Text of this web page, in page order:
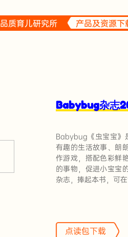
品质育儿研究所 产品及资源下
Babybug杂志
Babybug《虫宝宝》
有趣的生活故事、朗
作游戏，搭配色彩鲜
的事物，促进小宝宝
杂志，捧起本书，可
点读包下载